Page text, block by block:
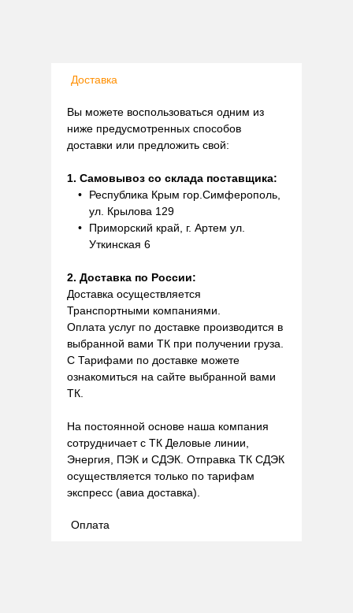
Доставка
Вы можете воспользоваться одним из
ниже предусмотренных способов
доставки или предложить свой:
1. Самовывоз со склада поставщика:
Республика Крым гор.Симферополь,
ул. Крылова 129
Приморский край, г. Артем ул.
Уткинская 6
2. Доставка по России:
Доставка осуществляется
Транспортными компаниями.
Оплата услуг по доставке производится в
выбранной вами ТК при получении груза.
С Тарифами по доставке можете
ознакомиться на сайте выбранной вами
ТК.
На постоянной основе наша компания
сотрудничает с ТК Деловые линии,
Энергия, ПЭК и СДЭК. Отправка ТК СДЭК
осуществляется только по тарифам
экспресс (авиа доставка).
Оплата